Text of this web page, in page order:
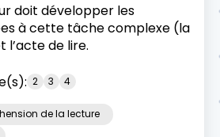
doit développer les
à cette tâche complexe (la
l’acte de lire.
2 3 4
de la lecture